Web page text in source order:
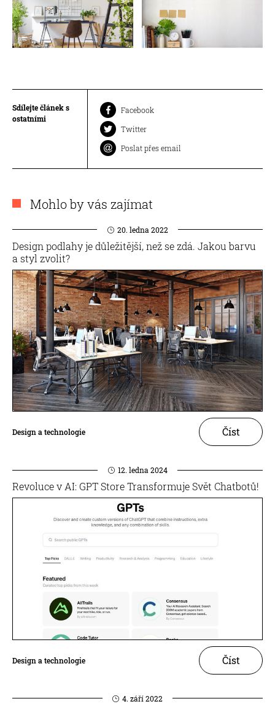
Sdílejte článek s
ostatními
Facebook
Twitter
Poslat přes email
Mohlo by vás zajímat
20. ledna 2022
Design podlahy je důležitější, než se zdá. Jakou barvu
a styl zvolit?
Design a technologie Číst
12. ledna 2024
Revoluce v AI: GPT Store Transformuje Svět Chatbotů!
Design a technologie Číst
4. září 2022